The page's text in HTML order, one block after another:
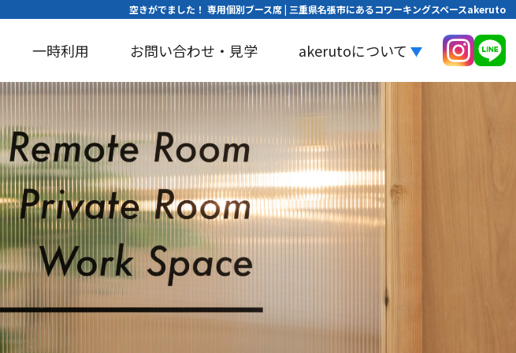
空きがでました！ 専用個別ブース席 | 三重県名張市にあるコワーキングスペースakeruto
一時利用 お問い合わせ・見学 akerutoについて